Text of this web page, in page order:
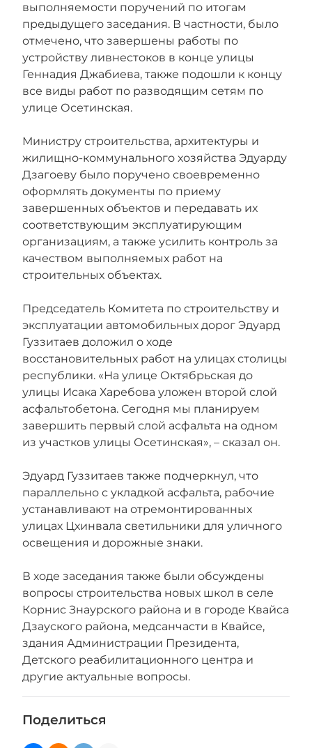
выполняемости поручений по итогам
предыдущего заседания. В частности, было
отмечено, что завершены работы по
устройству ливнестоков в конце улицы
Геннадия Джабиева, также подошли к концу
все виды работ по разводящим сетям по
улице Осетинская.
Министру строительства, архитектуры и
жилищно-коммунального хозяйства Эдуарду
Дзагоеву было поручено своевременно
оформлять документы по приему
завершенных объектов и передавать их
соответствующим эксплуатирующим
организациям, а также усилить контроль за
качеством выполняемых работ на
строительных объектах.
Председатель Комитета по строительству и
эксплуатации автомобильных дорог Эдуард
Гуззитаев доложил о ходе
восстановительных работ на улицах столицы
республики. «На улице Октябрьская до
улицы Исака Харебова уложен второй слой
асфальтобетона. Сегодня мы планируем
завершить первый слой асфальта на одном
из участков улицы Осетинская», – сказал он.
Эдуард Гуззитаев также подчеркнул, что
параллельно с укладкой асфальта, рабочие
устанавливают на отремонтированных
улицах Цхинвала светильники для уличного
освещения и дорожные знаки.
В ходе заседания также были обсуждены
вопросы строительства новых школ в селе
Корнис Знаурского района и в городе Квайса
Дзауского района, медсанчасти в Квайсе,
здания Администрации Президента,
Детского реабилитационного центра и
другие актуальные вопросы.
Поделиться